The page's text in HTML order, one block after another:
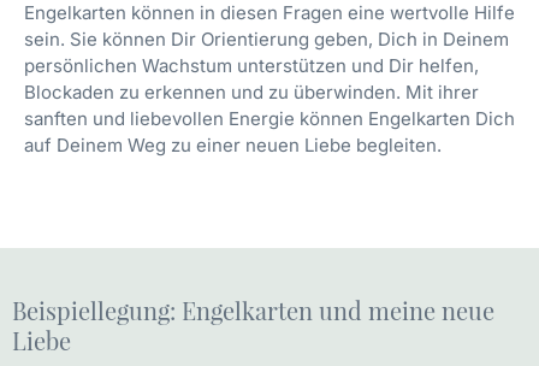
Engelkarten können in diesen Fragen eine wertvolle Hilfe
sein. Sie können Dir Orientierung geben, Dich in Deinem
persönlichen Wachstum unterstützen und Dir helfen,
Blockaden zu erkennen und zu überwinden. Mit ihrer
sanften und liebevollen Energie können Engelkarten Dich
auf Deinem Weg zu einer neuen Liebe begleiten.
Beispiellegung: Engelkarten und meine neue
Liebe